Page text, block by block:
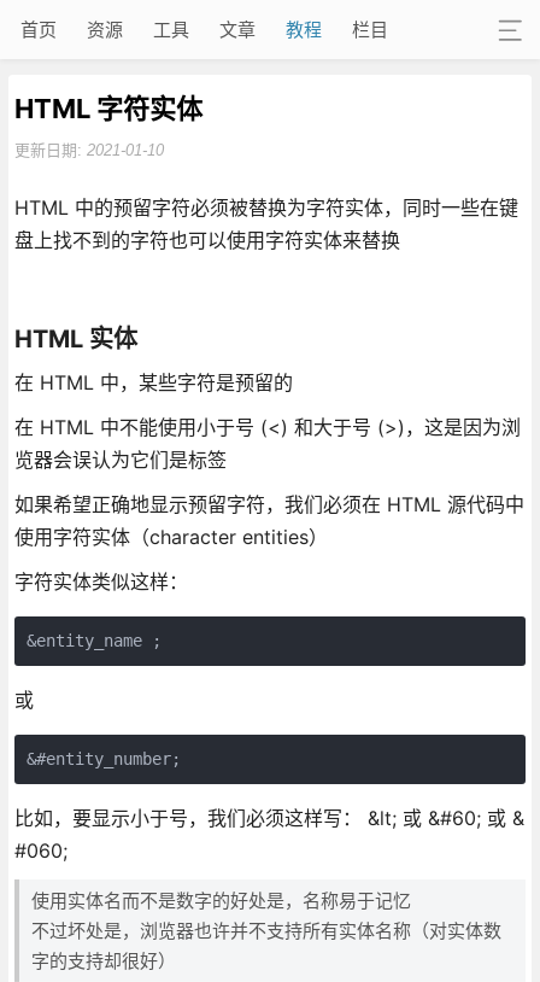
首页 资源 工具 文章 教程 栏目
HTML 字符实体
更新日期: 2021-01-10
HTML 中的预留字符必须被替换为字符实体，同时一些在键
盘上找不到的字符也可以使用字符实体来替换
HTML 实体
在 HTML 中，某些字符是预留的
在 HTML 中不能使用小于号 (<) 和大于号 (>)，这是因为浏
览器会误认为它们是标签
如果希望正确地显示预留字符，我们必须在 HTML 源代码中
使用字符实体（character entities）
字符实体类似这样：
或
比如，要显示小于号，我们必须这样写： &lt; 或 &#60; 或 &
#060;
使用实体名而不是数字的好处是，名称易于记忆
不过坏处是，浏览器也许并不支持所有实体名称（对实体数
字的支持却很好）